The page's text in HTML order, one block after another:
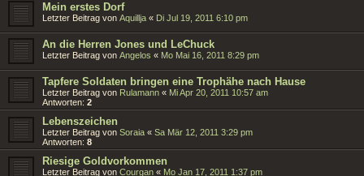
Mein erstes Dorf
Letzter Beitrag von Aquillja « Di Jul 19, 2011 6:10 pm
An die Herren Jones und LeChuck
Letzter Beitrag von Angelos « Mo Mai 16, 2011 8:29 pm
Tapfere Soldaten bringen eine Trophähe nach Hause
Letzter Beitrag von Rulamann « Mi Apr 20, 2011 10:57 am
Antworten: 2
Lebenszeichen
Letzter Beitrag von Soraia « Sa Mär 12, 2011 3:29 pm
Antworten: 8
Riesige Goldvorkommen
Letzter Beitrag von Courgan « Mo Jan 17, 2011 1:37 pm